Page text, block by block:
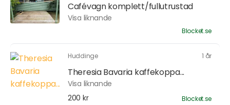
Cafévagn komplett/fullutrustad
Visa liknande
Blocket.se
Huddinge 1 år
Theresia Bavaria kaffekoppa...
Visa liknande
200 kr
Blocket.se